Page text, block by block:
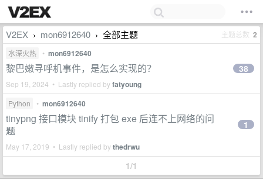
V2EX › mon6912640 › 全部主题 主题总数 2
水深火热 • mon6912640
黎巴嫩寻呼机事件，是怎么实现的？
Sep 19, 2024 • Lastly replied byfatyoung
38
Python • mon6912640
tinypng 接口模块 tinify 打包 exe 后连不上网络的问
题
May 17, 2019 • Lastly replied bythedrwu
1
1/1